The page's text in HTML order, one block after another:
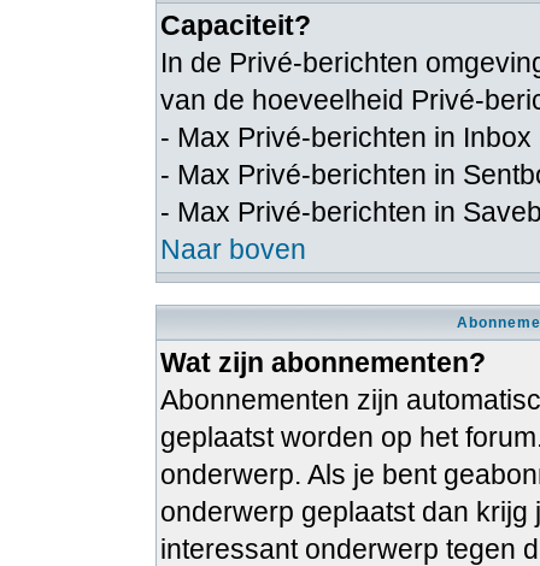
Capaciteit?
In de Privé-berichten
van de hoeveelheid Privé-
- Max Privé-berichten in Inbox
- Max Privé-berichten in
- Max Privé-berichten in
Naar boven
Wat zijn abonnementen?
Abonnementen zijn
geplaatst worden op het
onderwerp. Als je bent
onderwerp geplaatst dan
interessant onderwerp tegen